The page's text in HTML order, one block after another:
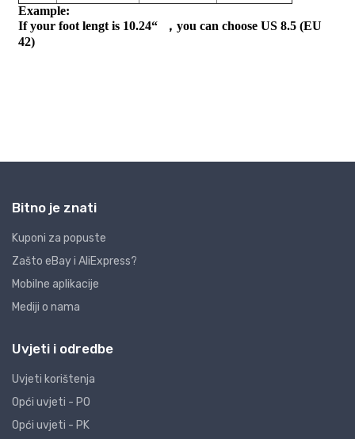
Bitno je znati
Kuponi za popuste
Zašto eBay i AliExpress?
Mobilne aplikacije
Mediji o nama
Uvjeti i odredbe
Uvjeti korištenja
Opći uvjeti - PO
Opći uvjeti - PK